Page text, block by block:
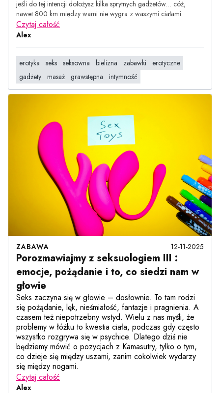
jeśli do tej intencji dołożysz kilka sprytnych gadżetów… cóż,
nawet 800 km między wami nie wygra z waszymi ciałami.
Czytaj całość
Alex
erotyka seks seksowna bielizna zabawki
erotyczne
gadżety masaż grawstępna intymność
ZABAWA 12-11-2025
Porozmawiajmy z seksuologiem III :
emocje, pożądanie i to, co siedzi nam w
głowie
Seks zaczyna się w głowie – dosłownie. To tam rodzi
się pożądanie, lęk, nieśmiałość, fantazje i pragnienia. A
czasem też niepotrzebny wstyd. Wielu z nas myśli, że
problemy w łóżku to kwestia ciała, podczas gdy często
wszystko rozgrywa się w psychice. Dlatego dziś nie
będziemy mówić o pozycjach z Kamasutry, tylko o tym,
co dzieje się między uszami, zanim cokolwiek wydarzy
się między nogami.
Czytaj całość
Alex